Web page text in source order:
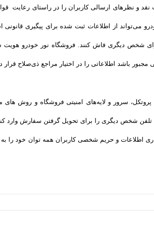
و نظرهای ارسالی کاربران را در راستای رعایت
می‌تواند از اطلاعات ثبت شده برای پیگیری
برای شخص دیگری فاش کنند. فروشگاه نور خودرو
مجبور باشد اطلاعاتی را در اختیار مراجع ذی‌صلاح
پروتکل، سرور و لایه‌های امنیتی فروشگاه و روش‌
تلفن شخص دیگری را برای تحویل گرفتن سفارش وارد
اطلاعات و حریم شخصی کاربران همه­ توان خود را